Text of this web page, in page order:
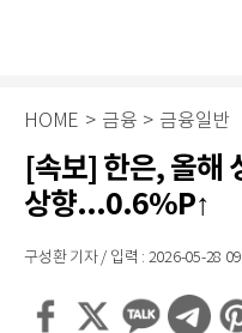
HOME > 금융 > 금융일반
[속보] 한은, 올해
상향...0.6%P↑
구성환 기자 / 입력 : 2026-05-28